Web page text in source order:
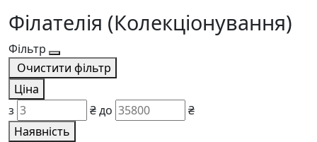
Філателія (Колекціонування)
Фільтр
Очистити фільтр
Ціна
з
₴до
₴
Наявність